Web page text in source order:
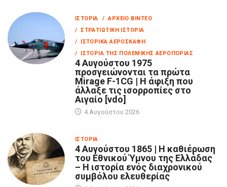
ΙΣΤΟΡΊΑ
/ ΑΡΧΕΊΟ ΒΊΝΤΕΟ
/ ΣΤΡΑΤΙΩΤΙΚΉ ΙΣΤΟΡΊΑ
/ ΙΣΤΟΡΙΚΆ ΑΕΡΟΣΚΆΦΗ
/ ΙΣΤΟΡΊΑ ΤΗΣ ΠΟΛΕΜΙΚΉΣ ΑΕΡΟΠΟΡΊΑΣ
4 Αυγούστου 1975
προσγειώνονται τα πρώτα
Mirage F-1CG | Η άφιξη που
άλλαξε τις ισορροπίες στο
Αιγαίο [vdo]
4 Αυγούστου 2026
ΙΣΤΟΡΊΑ
4 Αυγούστου 1865 | Η καθιέρωση
του Εθνικού Ύμνου της Ελλάδας
– Η ιστορία ενός διαχρονικού
συμβόλου ελευθερίας